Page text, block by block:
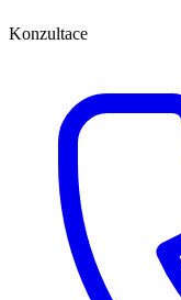
Konzultace